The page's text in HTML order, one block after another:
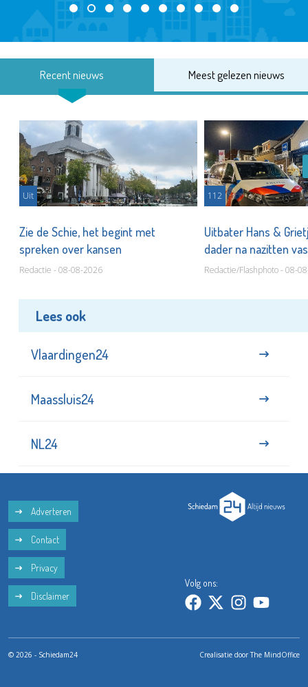
Recent nieuws Meest gelezen nieuws
Uit
Zie de Schie, het begint met
spreken over kansen
Redactie - 08-08-2026
112
Uitbater Hans &
dader na nazitten
Redactie/Flashphoto - 08-
Lees ook
Vlaardingen24
Maassluis24
NL24
Adverteren
Contact
Privacy
Disclaimer
Volg ons:
© 2026 - Schiedam24 Crealisatie doorThe MindOffice